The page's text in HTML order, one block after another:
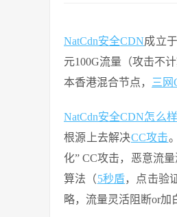
NatCdn安全CDN成立
元100G流量（攻击不
本香港混合节点，
三网
NatCdn安全CDN怎么样
根源上去解决CC攻击
化” CC攻击，恶意流
算法（5秒盾，点击验
略，流量灵活阻断or加